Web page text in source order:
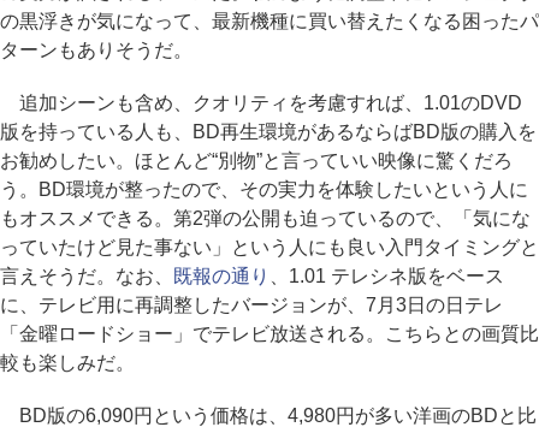
の黒浮きが気になって、最新機種に買い替えたくなる困ったパ
ターンもありそうだ。
追加シーンも含め、クオリティを考慮すれば、1.01のDVD
版を持っている人も、BD再生環境があるならばBD版の購入を
お勧めしたい。ほとんど“別物”と言っていい映像に驚くだろ
う。BD環境が整ったので、その実力を体験したいという人に
もオススメできる。第2弾の公開も迫っているので、「気にな
っていたけど見た事ない」という人にも良い入門タイミングと
言えそうだ。なお、
既報の通り
、1.01 テレシネ版をベース
に、テレビ用に再調整したバージョンが、7月3日の日テレ
「金曜ロードショー」でテレビ放送される。こちらとの画質比
較も楽しみだ。
BD版の6,090円という価格は、4,980円が多い洋画のBDと比